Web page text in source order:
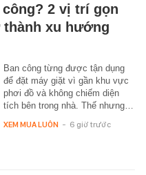
2 vị trí gọn
xu hướng
Ban công từng được tận dụng
để đặt máy giặt vì gần khu vực
phơi đồ và không chiếm diện
tích bên trong nhà. Thế nhưng…
XEM MUA LUÔN - 6 giờ trước